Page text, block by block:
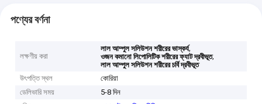
পণ্যের বর্ণনা
লক্ষণীয় করা
লাল আম্পুল সলিউশন শরীরের ভাস্কর্য,
ওজন কমানো লিপোলিটিক শরীরের ফ্যাট দ্রবীভূত,
লাল আম্পুল সলিউশন শরীরের চর্বি দ্রবীভূত
উৎপত্তি স্থল
কোরিয়া
ডেলিভারি সময়
5-8 দিন